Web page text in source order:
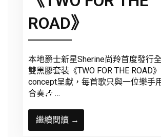
ROAD》
本地爵士新星Sherine尚羚首度發行
雙黑膠套裝《TWO FOR THE ROAD
concept呈獻，每首歌只與一位樂手
合奏🎶 …
繼續閱讀 →